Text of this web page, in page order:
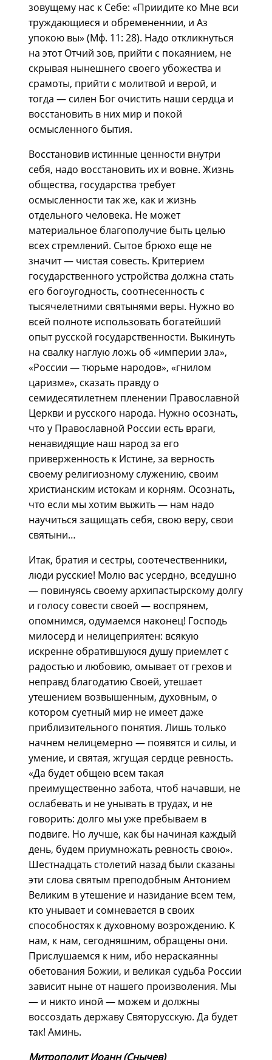
зовущему нас к Себе: «Приидите ко Мне вси
труждающиеся и обремененнии, и Аз
упокою вы» (Мф. 11: 28). Надо откликнуться
на этот Отчий зов, прийти с покаянием, не
скрывая нынешнего своего убожества и
срамоты, прийти с молитвой и верой, и
тогда — силен Бог очистить наши сердца и
восстановить в них мир и покой
осмысленного бытия.
Восстановив истинные ценности внутри
себя, надо восстановить их и вовне. Жизнь
общества, государства требует
осмысленности так же, как и жизнь
отдельного человека. Не может
материальное благополучие быть целью
всех стремлений. Сытое брюхо еще не
значит — чистая совесть. Критерием
государственного устройства должна стать
его богоугодность, соотнесенность с
тысячелетними святынями веры. Нужно во
всей полноте использовать богатейший
опыт русской государственности. Выкинуть
на свалку наглую ложь об «империи зла»,
«России — тюрьме народов», «гнилом
царизме», сказать правду о
семидесятилетнем пленении Православной
Церкви и русского народа. Нужно осознать,
что у Православной России есть враги,
ненавидящие наш народ за его
приверженность к Истине, за верность
своему религиозному служению, своим
христианским истокам и корням. Осознать,
что если мы хотим выжить — нам надо
научиться защищать себя, свою веру, свои
святыни…
Итак, братия и сестры, соотечественники,
люди русские! Молю вас усердно, вседушно
— повинуясь своему архипастырскому долгу
и голосу совести своей — воспрянем,
опомнимся, одумаемся наконец! Господь
милосерд и нелицеприятен: всякую
искренне обратившуюся душу приемлет с
радостью и любовию, омывает от грехов и
неправд благодатию Своей, утешает
утешением возвышенным, духовным, о
котором суетный мир не имеет даже
приблизительного понятия. Лишь только
начнем нелицемерно — появятся и силы, и
умение, и святая, жгущая сердце ревность.
«Да будет общею всем такая
преимущественно забота, чтоб начавши, не
ослабевать и не унывать в трудах, и не
говорить: долго мы уже пребываем в
подвиге. Но лучше, как бы начиная каждый
день, будем приумножать ревность свою».
Шестнадцать столетий назад были сказаны
эти слова святым преподобным Антонием
Великим в утешение и назидание всем тем,
кто унывает и сомневается в своих
способностях к духовному возрождению. К
нам, к нам, сегодняшним, обращены они.
Прислушаемся к ним, ибо нераскаянны
обетования Божии, и великая судьба России
зависит ныне от нашего произволения. Мы
— и никто иной — можем и должны
воссоздать державу Святорусскую. Да будет
так! Аминь.
Митрополит Иоанн (Снычев)